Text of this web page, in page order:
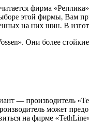
фирма
этой фирмы, Вам
на них шин. В
Они более
— производитель
может
на фирме